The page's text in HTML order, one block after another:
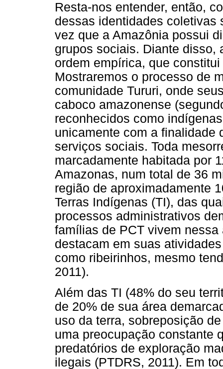
Resta-nos entender, então,
dessas identidades coletivas
vez que a Amazônia possui
grupos sociais. Diante disso,
ordem empírica, que
Mostraremos o processo de
comunidade Tururi, onde
caboco amazonense
reconhecidos como
unicamente com a finalidade
serviços sociais. Toda
marcadamente habitada por
Amazonas, num total de 36
região de aproximadamente
Terras Indígenas (TI), das
processos administrativos
famílias de PCT vivem
destacam em suas
como ribeirinhos, mesmo
2011).
Além das TI (48% do seu
de 20% de sua área
uso da terra, sobreposição
uma preocupação constante
predatórios de exploração
ilegais (PTDRS, 2011). Em